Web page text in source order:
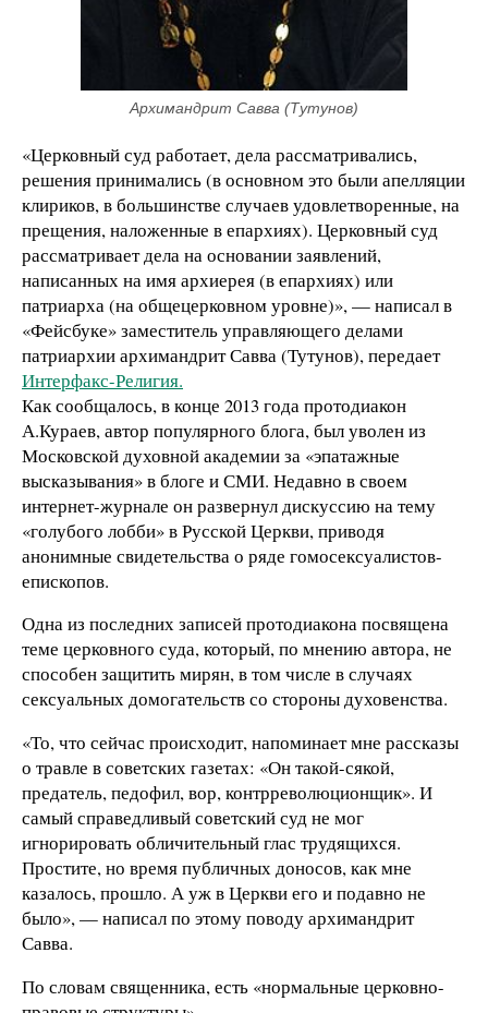
Архимандрит Савва (Тутунов)
«Церковный суд работает, дела рассматривались,
решения принимались (в основном это были апелляции
клириков, в большинстве случаев удовлетворенные, на
прещения, наложенные в епархиях). Церковный суд
рассматривает дела на основании заявлений,
написанных на имя архиерея (в епархиях) или
патриарха (на общецерковном уровне)», — написал в
«Фейсбуке» заместитель управляющего делами
патриархии архимандрит Савва (Тутунов), передает
Интерфакс-Религия.
Как сообщалось, в конце 2013 года протодиакон
А.Кураев, автор популярного блога, был уволен из
Московской духовной академии за «эпатажные
высказывания» в блоге и СМИ. Недавно в своем
интернет-журнале он развернул дискуссию на тему
«голубого лобби» в Русской Церкви, приводя
анонимные свидетельства о ряде гомосексуалистов-
епископов.
Одна из последних записей протодиакона посвящена
теме церковного суда, который, по мнению автора, не
способен защитить мирян, в том числе в случаях
сексуальных домогательств со стороны духовенства.
«То, что сейчас происходит, напоминает мне рассказы
о травле в советских газетах: «Он такой-сякой,
предатель, педофил, вор, контрреволюционщик». И
самый справедливый советский суд не мог
игнорировать обличительный глас трудящихся.
Простите, но время публичных доносов, как мне
казалось, прошло. А уж в Церкви его и подавно не
было», — написал по этому поводу архимандрит
Савва.
По словам священника, есть «нормальные церковно-